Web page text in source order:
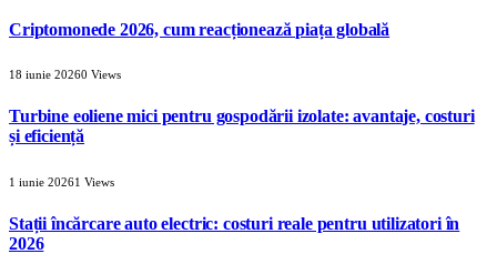
Criptomonede 2026, cum reacționează piața globală
18 iunie 20260 Views
Turbine eoliene mici pentru gospodării izolate: avantaje, costuri
și eficiență
1 iunie 20261 Views
Stații încărcare auto electric: costuri reale pentru utilizatori în
2026